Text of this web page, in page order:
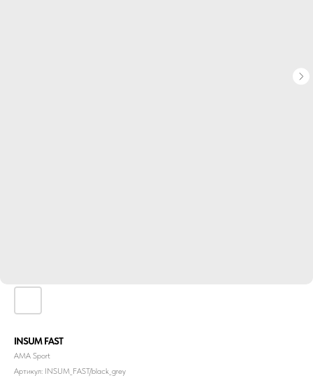
INSUM FAST
АМА Sport
Артикул: INSUM_FAST/black_grey